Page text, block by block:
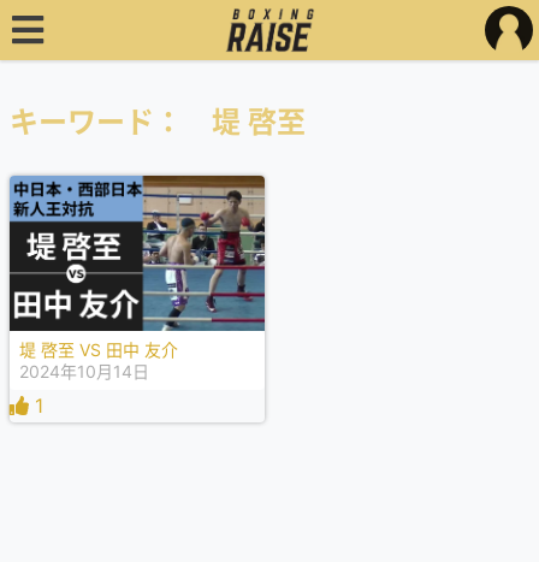
キーワード： 堤 啓至
堤 啓至 VS 田中 友介
2024年10月14日
1